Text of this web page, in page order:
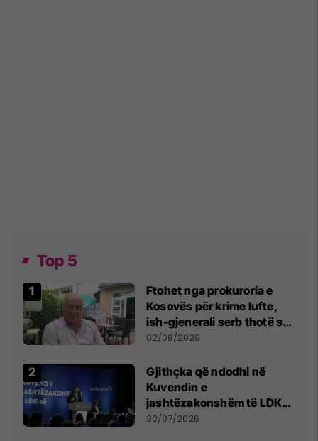
Top 5
Ftohet nga prokuroria e
Kosovës për krime lufte,
ish-gjenerali serb thotë se
dikush e tradhtoi në
02/08/2026
Gjithçka që ndodhi në
Kuvendin e
jashtëzakonshëm të LDK-
së
30/07/2026